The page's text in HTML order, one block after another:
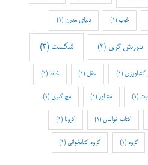
خوب(1) دنیای مدرن (1)
سرزنش گری (2) شکست (3)
کشاورزی (1) عقل (1) غلط (1)
(1) مشاور (1) مچ گیری (1)
کتاب خواندن (1) کرونا (1)
گروه (1) گروه کتابخوانی (1)